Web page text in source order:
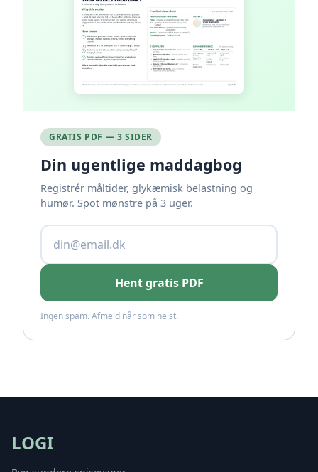
GRATIS PDF — 3 SIDER
Din ugentlige maddagbog
Registrér måltider, glykæmisk belastning og
humør. Spot mønstre på 3 uger.
Hent gratis PDF
Ingen spam. Afmeld når som helst.
LOGI